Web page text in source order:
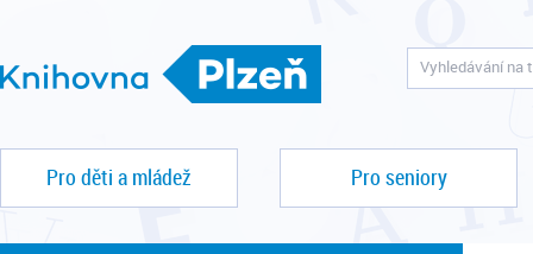
Pro děti a mládež Pro seniory